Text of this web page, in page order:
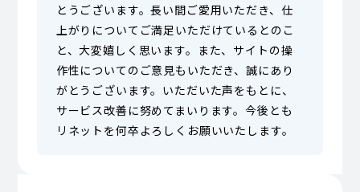
とうございます。長い間ご愛用いただき、仕
上がりについてご満足いただけているとのこ
と、大変嬉しく思います。また、サイトの操
作性についてのご意見もいただき、誠にあり
がとうございます。いただいた声をもとに、
サービス改善に努めてまいります。今後とも
リネットを何卒よろしくお願いいたします。